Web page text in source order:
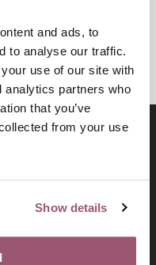
and ads, to
to analyse our traffic.
use of our site with
analytics partners who
that you’ve
from your use
Show details